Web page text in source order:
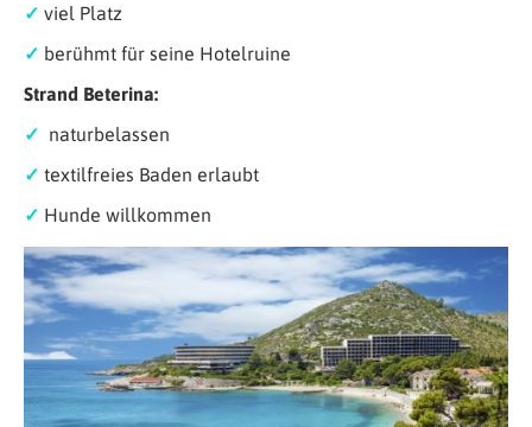
✓ viel Platz
✓ berühmt für seine Hotelruine
Strand Beterina:
✓ naturbelassen
✓ textilfreies Baden erlaubt
✓ Hunde willkommen